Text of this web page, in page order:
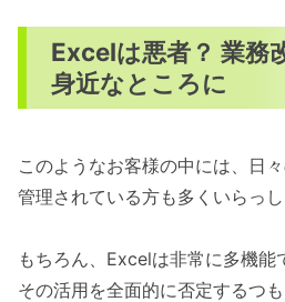
Excelは悪者？ 業務
身近なところに
このようなお客様の中には、日
管理されている方も多くいらっし
もちろん、Excelは非常に多機能
その活用を全面的に否定するつ